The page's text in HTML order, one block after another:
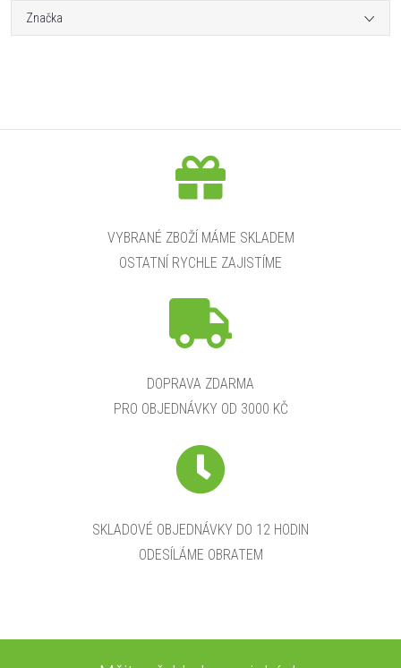
Značka
VYBRANÉ ZBOŽÍ MÁME SKLADEM
OSTATNÍ RYCHLE ZAJISTÍME
DOPRAVA ZDARMA
PRO OBJEDNÁVKY OD 3000 KČ
SKLADOVÉ OBJEDNÁVKY DO 12 HODIN
ODESÍLÁME OBRATEM